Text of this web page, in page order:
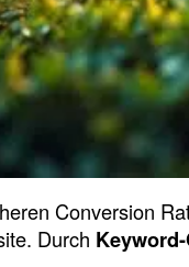
Conversion
Durch